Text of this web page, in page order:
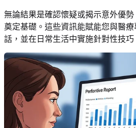
無論結果是確認懷疑或揭示意外優
奠定基礎。這些資訊能賦能您與醫
話，並在日常生活中實施針對性技巧